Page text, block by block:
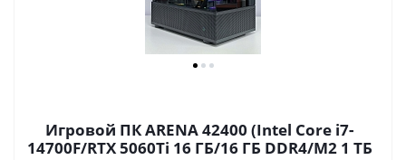
Игровой ПК ARENA 42400 (Intel Core i7-
14700F/RTX 5060Ti 16 ГБ/16 ГБ DDR4/M2 1 ТБ